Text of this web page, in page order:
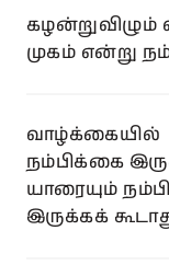
கழன்றுவிழும்
முகம் என்று
வாழ்க்கையில்
நம்பிக்கை
யாரையும்
இருக்கக்